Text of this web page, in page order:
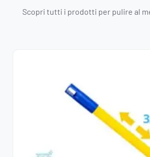
Scopri tutti i prodotti per pulire al